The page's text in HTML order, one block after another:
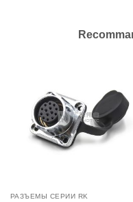
РАЗЪЕМЫ СЕРИИ RK